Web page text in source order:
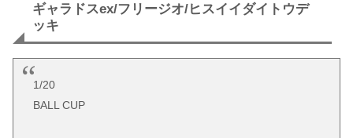
ギャラドスex/フリージオ/ヒスイイダイトウデ
ッキ
1/20
BALL CUP